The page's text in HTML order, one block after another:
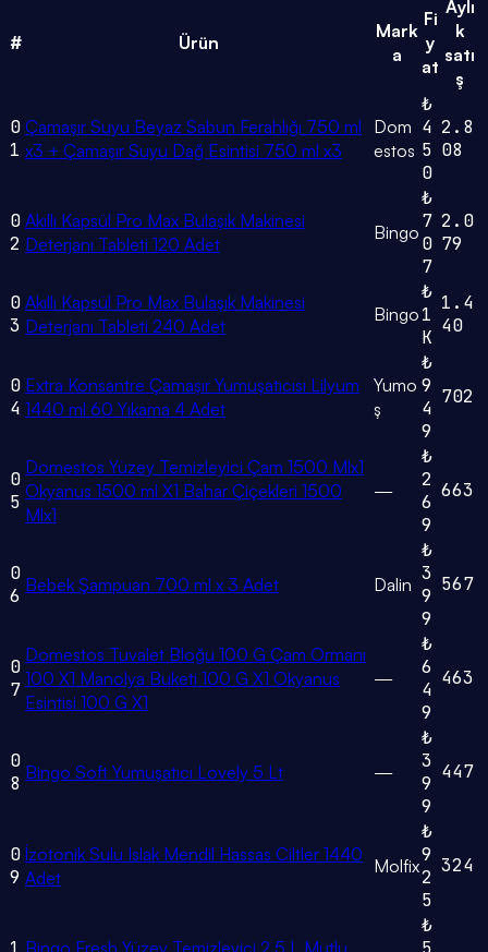
# Ürün
Mark
a
Fi
y
at
Aylı
k
satı
ş
0
1
Çamaşır Suyu Beyaz Sabun Ferahlığı 750 ml
x3 + Çamaşır Suyu Dağ Esintisi 750 ml x3
Dom
estos
₺
4
5
0
2.8
08
0
2
Akıllı Kapsül Pro Max Bulaşık Makinesi
Deterjanı Tableti 120 Adet
Bingo
₺
7
0
7
2.0
79
0
3
Akıllı Kapsül Pro Max Bulaşık Makinesi
Deterjanı Tableti 240 Adet
Bingo
₺
1
K
1.4
40
0
4
Extra Konsantre Çamaşır Yumuşatıcısı Lilyum
1440 ml 60 Yıkama 4 Adet
Yumo
ş
₺
9
4
9
702
0
5
Domestos Yüzey Temizleyici Çam 1500 Mlx1
Okyanus 1500 ml X1 Bahar Çiçekleri 1500
Mlx1
—
₺
2
6
9
663
0
6 Bebek Şampuan 700 ml x 3 Adet Dalin
₺
3
9
9
567
0
7
Domestos Tuvalet Bloğu 100 G Çam Ormanı
100 X1 Manolya Buketi 100 G X1 Okyanus
Esintisi 100 G X1
—
₺
6
4
9
463
0
8 Bingo Soft Yumuşatıcı Lovely 5 Lt —
₺
3
9
9
447
0
9
İzotonik Sulu Islak Mendil Hassas Ciltler 1440
Adet
Molfix
₺
9
2
5
324
₺